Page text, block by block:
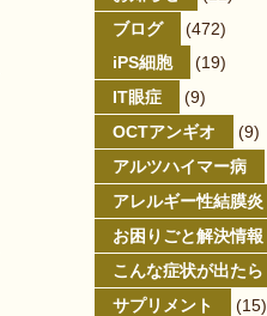
ブログ
(472)
iPS細胞
(19)
IT眼症
(9)
OCTアンギオ
(9)
アルツハイマー病
アレルギー性結膜炎
お困りごと解決情報
こんな症状が出たら
サプリメント
(15)